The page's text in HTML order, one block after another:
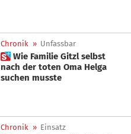
Chronik » Unfassbar
 Wie Familie Gitzl selbst
nach der toten Oma Helga
suchen musste
Chronik » Einsatz